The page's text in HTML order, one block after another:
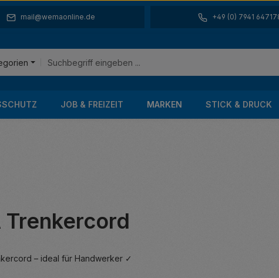
mail@wemaonline.de +49 (0) 7941
JOB & FREIZEIT MARKEN STICK & DRUCK
Trenkercord
– ideal für Handwerker ✓